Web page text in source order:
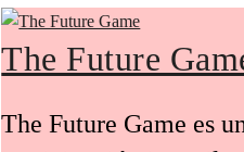
The Future
The Future Game es